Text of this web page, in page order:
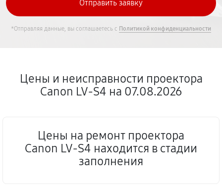
*Отправляя данные, вы соглашаетесь с Политикой конфиденциальности
Цены и неисправности проектора
Canon LV-S4 на 07.08.2026
Цены на ремонт проектора
Canon LV-S4 находится в стадии
заполнения